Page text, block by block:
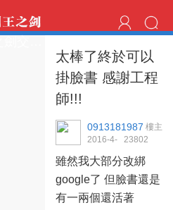
太棒了終於可以
掛臉書 感謝工程
師!!!
樓主
0913181987
23802
2016-4-
雖然我大部分改綁
google了 但臉書還是
有一兩個還活著